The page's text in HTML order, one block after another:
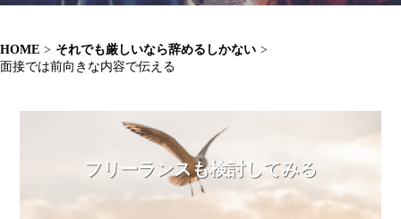
HOME > それでも厳しいなら辞めるしかない >
面接では前向きな内容で伝える
フリーランスも検討してみる